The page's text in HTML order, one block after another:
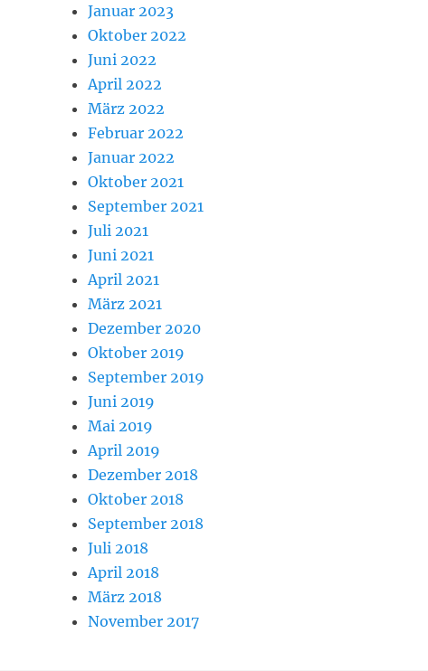
Januar 2023
Oktober 2022
Juni 2022
April 2022
März 2022
Februar 2022
Januar 2022
Oktober 2021
September 2021
Juli 2021
Juni 2021
April 2021
März 2021
Dezember 2020
Oktober 2019
September 2019
Juni 2019
Mai 2019
April 2019
Dezember 2018
Oktober 2018
September 2018
Juli 2018
April 2018
März 2018
November 2017